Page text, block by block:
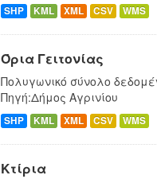
SHP KML XML CSV WMS
Όρια Γειτονίας
Πολυγωνικό σύνολο
Πηγή:Δήμος Αγρινίου
SHP KML XML CSV WMS
Κτίρια